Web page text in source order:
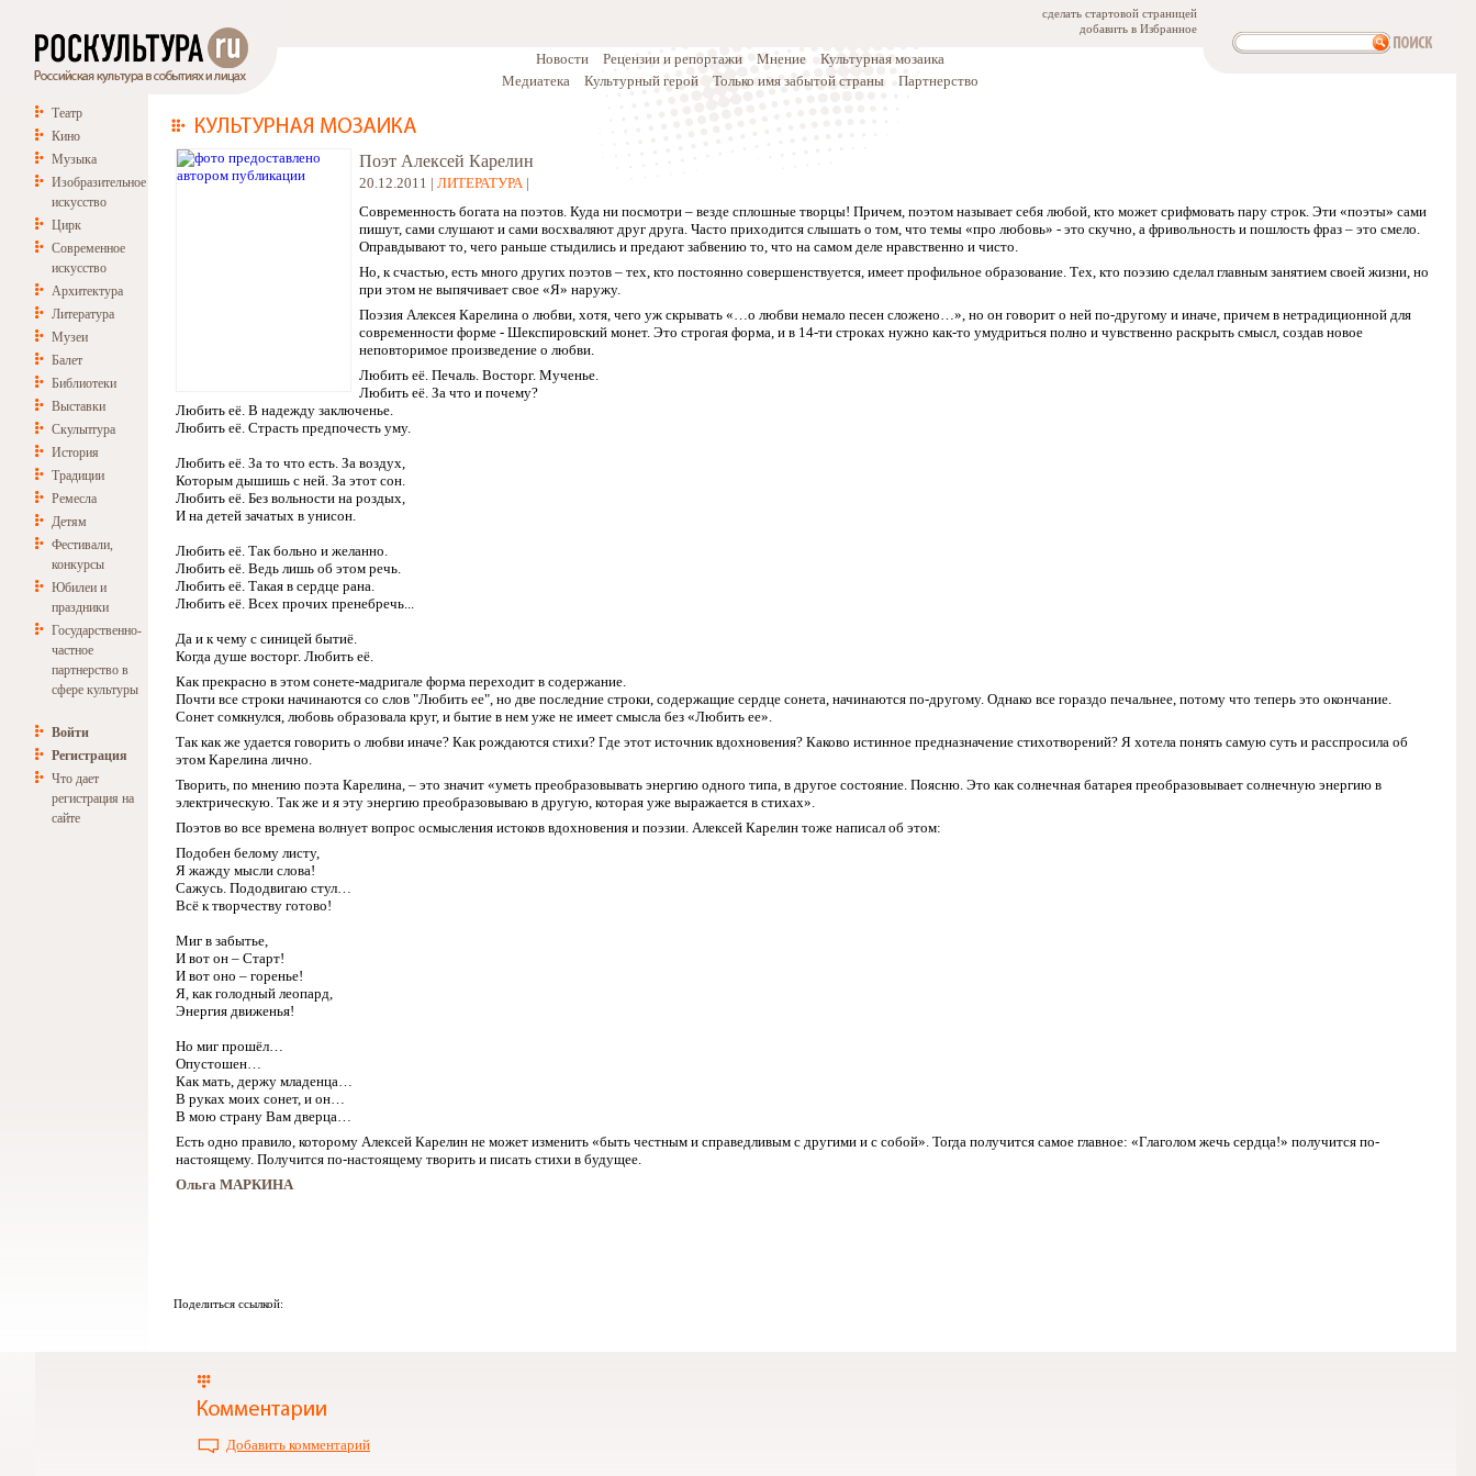
сделать стартовой страницей
добавить в Избранное
Новости Рецензии и репортажи Мнение
Культурная мозаика
Медиатека
Культурный герой Только имя забытой страны Партнерство
Театр
Кино
Музыка
Изобразительное
искусство
Цирк
Современное
искусство
Архитектура
Литература
Музеи
Балет
Библиотеки
Выставки
Скульптура
История
Традиции
Ремесла
Детям
Фестивали,
конкурсы
Юбилеи и
праздники
Государственно-
частное
партнерство в
сфере культуры
Войти
Регистрация
Что дает
регистрация на
сайте
Поэт Алексей Карелин
20.12.2011 | ЛИТЕРАТУРА|
Современность богата на поэтов. Куда ни посмотри – везде сплошные творцы! Причем, поэтом называет себя любой, кто может срифмовать пару строк. Эти «поэты» сами
пишут, сами слушают и сами восхваляют друг друга. Часто приходится слышать о том, что темы «про любовь» - это скучно, а фривольность и пошлость фраз – это смело.
Оправдывают то, чего раньше стыдились и предают забвению то, что на самом деле нравственно и чисто.
Но, к счастью, есть много других поэтов – тех, кто постоянно совершенствуется, имеет профильное образование. Тех, кто поэзию сделал главным занятием своей жизни, но
при этом не выпячивает свое «Я» наружу.
Поэзия Алексея Карелина о любви, хотя, чего уж скрывать «…о любви немало песен сложено…», но он говорит о ней по-другому и иначе, причем в нетрадиционной для
современности форме - Шекспировский монет. Это строгая форма, и в 14-ти строках нужно как-то умудриться полно и чувственно раскрыть смысл, создав новое
неповторимое произведение о любви.
Любить её. Печаль. Восторг. Мученье.
Любить её. За что и почему?
Любить её. В надежду заключенье.
Любить её. Страсть предпочесть уму.
Любить её. За то что есть. За воздух,
Которым дышишь с ней. За этот сон.
Любить её. Без вольности на роздых,
И на детей зачатых в унисон.
Любить её. Так больно и желанно.
Любить её. Ведь лишь об этом речь.
Любить её. Такая в сердце рана.
Любить её. Всех прочих пренебречь...
Да и к чему с синицей бытиё.
Когда душе восторг. Любить её.
Как прекрасно в этом сонете-мадригале форма переходит в содержание.
Почти все строки начинаются со слов "Любить ее", но две последние строки, содержащие сердце сонета, начинаются по-другому. Однако все гораздо печальнее, потому что теперь это окончание.
Сонет сомкнулся, любовь образовала круг, и бытие в нем уже не имеет смысла без «Любить ее».
Так как же удается говорить о любви иначе? Как рождаются стихи? Где этот источник вдохновения? Каково истинное предназначение стихотворений? Я хотела понять самую суть и расспросила об
этом Карелина лично.
Творить, по мнению поэта Карелина, – это значит «уметь преобразовывать энергию одного типа, в другое состояние. Поясню. Это как солнечная батарея преобразовывает солнечную энергию в
электрическую. Так же и я эту энергию преобразовываю в другую, которая уже выражается в стихах».
Поэтов во все времена волнует вопрос осмысления истоков вдохновения и поэзии. Алексей Карелин тоже написал об этом:
Подобен белому листу,
Я жажду мысли слова!
Сажусь. Пододвигаю стул…
Всё к творчеству готово!
Миг в забытье,
И вот он – Старт!
И вот оно – горенье!
Я, как голодный леопард,
Энергия движенья!
Но миг прошёл…
Опустошен…
Как мать, держу младенца…
В руках моих сонет, и он…
В мою страну Вам дверца…
Есть одно правило, которому Алексей Карелин не может изменить «быть честным и справедливым с другими и с собой». Тогда получится самое главное: «Глаголом жечь сердца!» получится по-
настоящему. Получится по-настоящему творить и писать стихи в будущее.
Ольга МАРКИНА
Поделиться ссылкой:
Добавить комментарий